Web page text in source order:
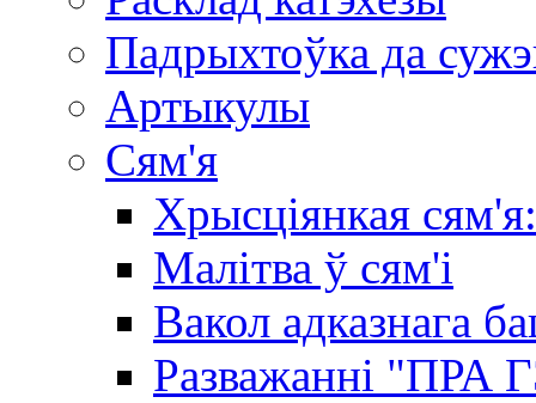
Падрыхтоўка да
Артыкулы
Сям'я
Хрысціянкая
Малітва ў сям'і
Вакол адказнага
Разважанні "ПРА